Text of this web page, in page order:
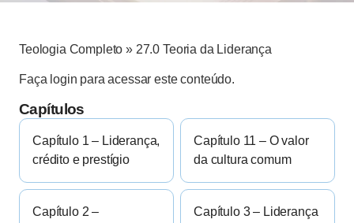
Teologia Completo » 27.0 Teoria da Liderança
Faça login para acessar este conteúdo.
Capítulos
Capítulo 1 – Liderança,
crédito e prestígio
Capítulo 11 – O valor
da cultura comum
Capítulo 2 –
Capítulo 3 – Liderança